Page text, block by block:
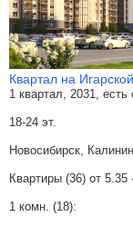
Квартал на Игарской
1 квартал, 2031, есть
18-24 эт.
Новосибирск,
Квартиры (36) от 5.35
1 комн. (18):